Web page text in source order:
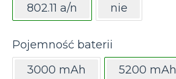
802.11 a/n
nie
Pojemność baterii
3000 mAh
5200 mAh